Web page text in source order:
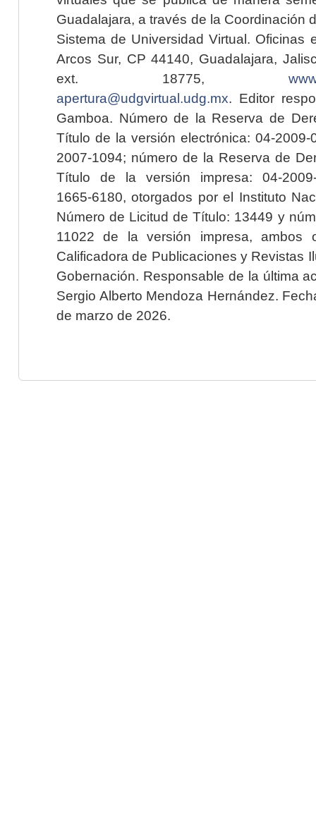
Guadalajara, a través de la Coordinación
Sistema de Universidad Virtual. Oficinas
Arcos Sur, CP 44140, Guadalajara,
ext. 18775,
apertura@udgvirtual.udg.mx. Editor
Gamboa. Número de la Reserva de
Título de la versión electrónica: 04-2009-
2007-1094; número de la Reserva de
Título de la versión impresa: 04-2009-
1665-6180, otorgados por el Instituto
Número de Licitud de Título: 13449 y
11022 de la versión impresa, ambos
Calificadora de Publicaciones y Revistas
Gobernación. Responsable de la última
Sergio Alberto Mendoza Hernández.
de marzo de 2026.